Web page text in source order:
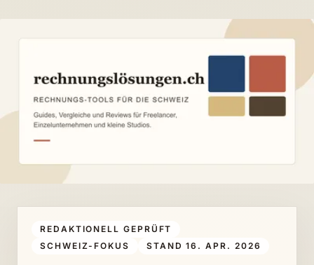
REDAKTIONELL GEPRÜFT
SCHWEIZ-FOKUS
STAND 16. APR. 2026